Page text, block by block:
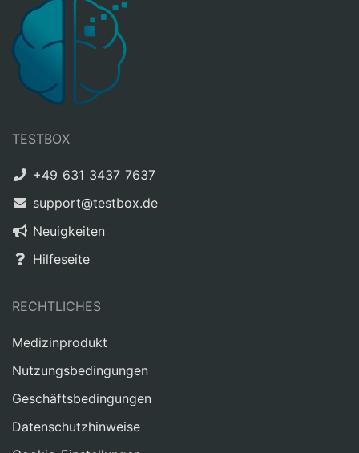
TESTBOX
+49 631 3437 7637
support@testbox.de
Neuigkeiten
Hilfeseite
RECHTLICHES
Medizinprodukt
Nutzungsbedingungen
Geschäftsbedingungen
Datenschutzhinweise